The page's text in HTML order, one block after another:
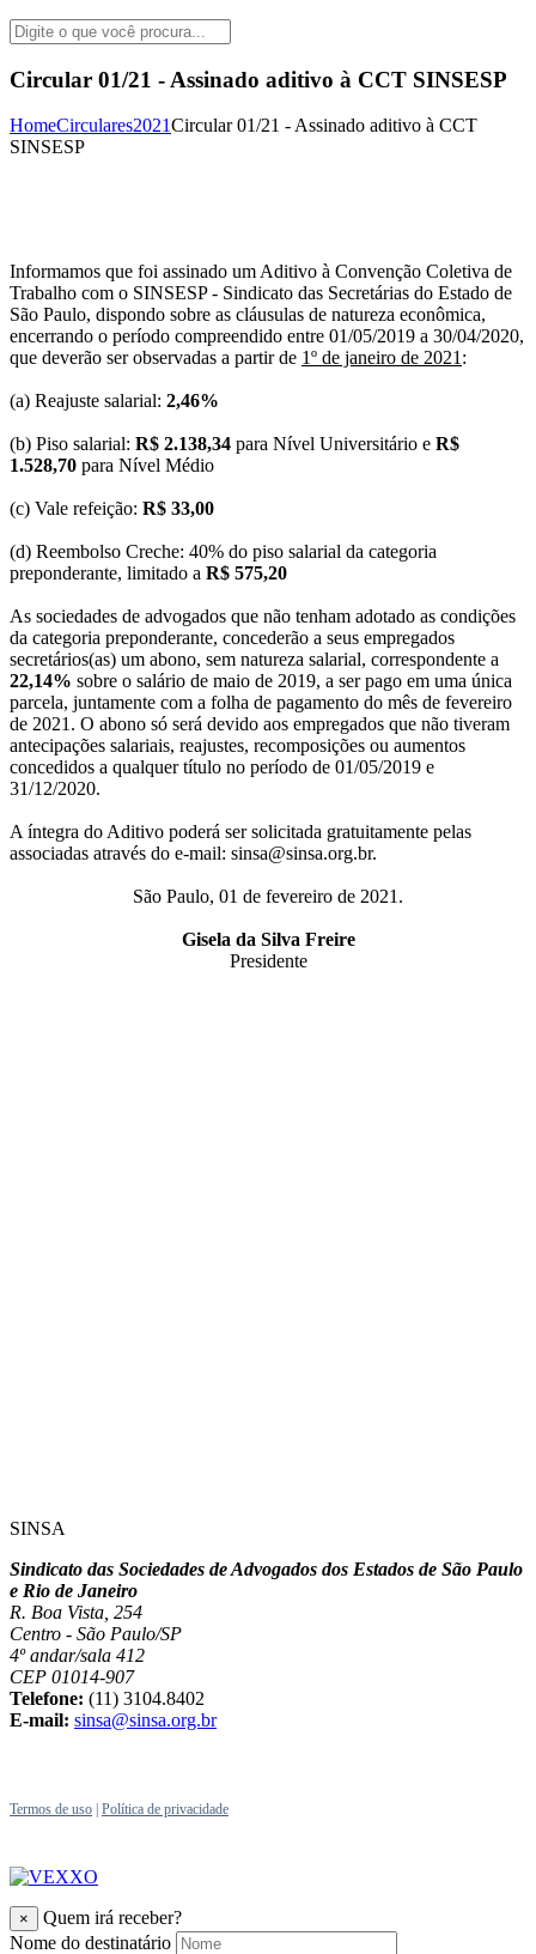
Circular 01/21 - Assinado aditivo à CCT SINSESP
HomeCirculares2021Circular 01/21 - Assinado aditivo à CCT
SINSESP
Informamos que foi assinado um Aditivo à Convenção Coletiva de
Trabalho com o SINSESP - Sindicato das Secretárias do Estado de
São Paulo, dispondo sobre as cláusulas de natureza econômica,
encerrando o período compreendido entre 01/05/2019 a 30/04/2020,
que deverão ser observadas a partir de 1º de janeiro de 2021:
(a) Reajuste salarial: 2,46%
(b) Piso salarial: R$ 2.138,34 para Nível Universitário e R$
1.528,70 para Nível Médio
(c) Vale refeição: R$ 33,00
(d) Reembolso Creche: 40% do piso salarial da categoria
preponderante, limitado a R$ 575,20
As sociedades de advogados que não tenham adotado as condições
da categoria preponderante, concederão a seus empregados
secretários(as) um abono, sem natureza salarial, correspondente a
22,14% sobre o salário de maio de 2019, a ser pago em uma única
parcela, juntamente com a folha de pagamento do mês de fevereiro
de 2021. O abono só será devido aos empregados que não tiveram
antecipações salariais, reajustes, recomposições ou aumentos
concedidos a qualquer título no período de 01/05/2019 e
31/12/2020.
A íntegra do Aditivo poderá ser solicitada gratuitamente pelas
associadas através do e-mail: sinsa@sinsa.org.br.
São Paulo, 01 de fevereiro de 2021.
Gisela da Silva Freire
Presidente
SINSA
Sindicato das Sociedades de Advogados dos Estados de São Paulo
e Rio de Janeiro
R. Boa Vista, 254
Centro - São Paulo/SP
4º andar/sala 412
CEP 01014-907
Telefone: (11) 3104.8402
E-mail: sinsa@sinsa.org.br
Termos de uso Política de privacidade
×
Quem irá receber?
Nome do destinatário